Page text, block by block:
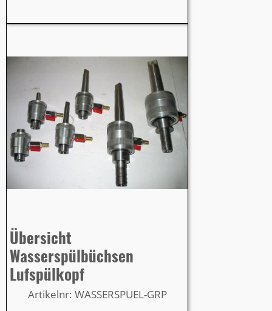
Übersicht
Wasserspülbüchsen
Lufspülkopf
Artikelnr: WASSERSPUEL-GRP